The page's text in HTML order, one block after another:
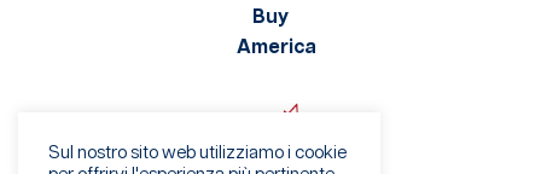
Sul nostro sito web utilizziamo i cookie